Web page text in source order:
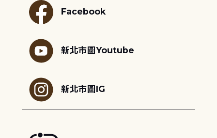
Facebook
新北市圖Youtube
新北市圖IG